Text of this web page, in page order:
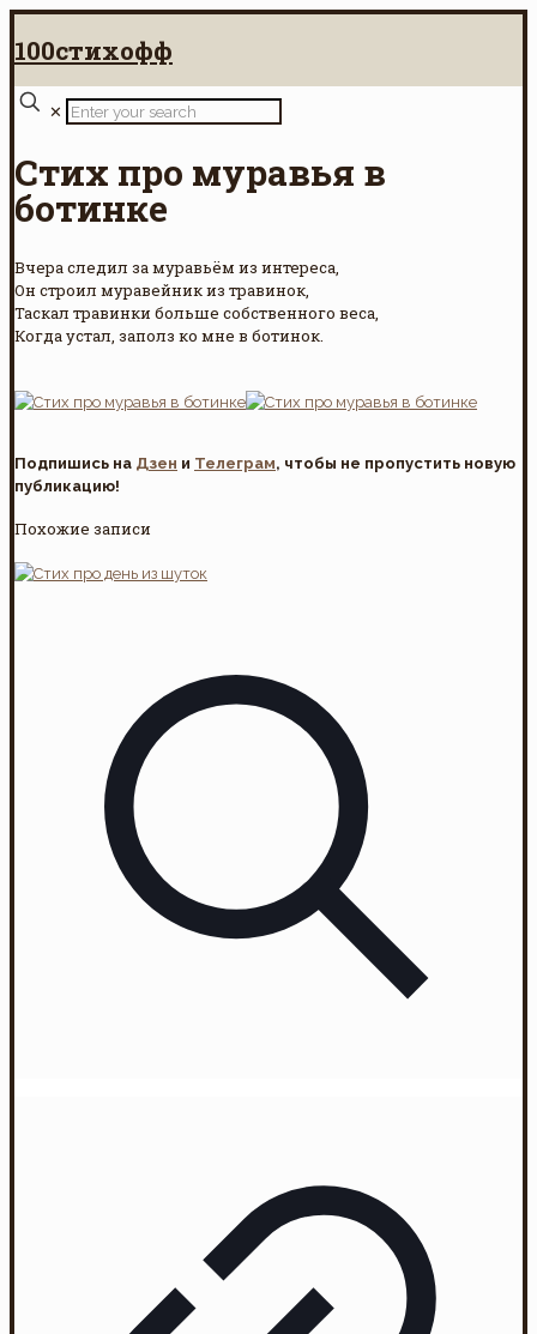
100стихофф
✕
Стих про муравья в
ботинке
Вчера следил за муравьём из интереса,
Он строил муравейник из травинок,
Таскал травинки больше собственного веса,
Когда устал, заполз ко мне в ботинок.
Подпишись на Дзен и Телеграм, чтобы не пропустить новую
публикацию!
Похожие записи